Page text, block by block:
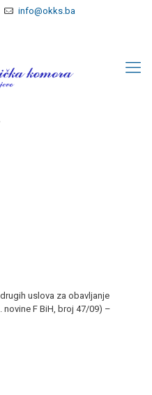
info@okks.ba
uslova za obavljanje
F BiH, broj 47/09) –